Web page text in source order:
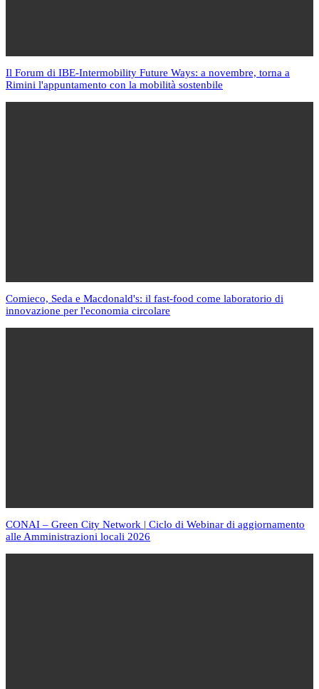
Il Forum di IBE-Intermobility Future Ways: a novembre, torna a
Rimini l'appuntamento con la mobilità sostenbile
Comieco, Seda e Macdonald's: il fast-food come laboratorio di
innovazione per l'economia circolare
CONAI – Green City Network | Ciclo di Webinar di aggiornamento
alle Amministrazioni locali 2026